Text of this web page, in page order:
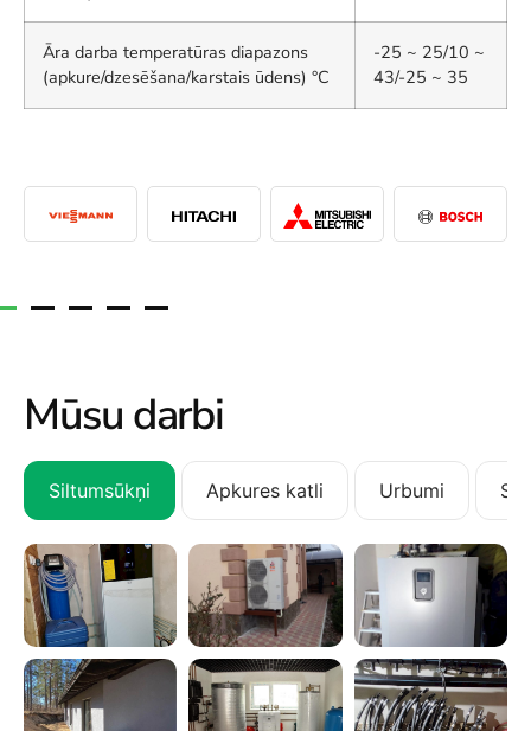
Āra darba temperatūras diapazons
(apkure/dzesēšana/karstais ūdens) °C
-25 ~ 25/10 ~
43/-25 ~ 35
Mūsu darbi
Siltumsūkņi Apkures katli Urbumi